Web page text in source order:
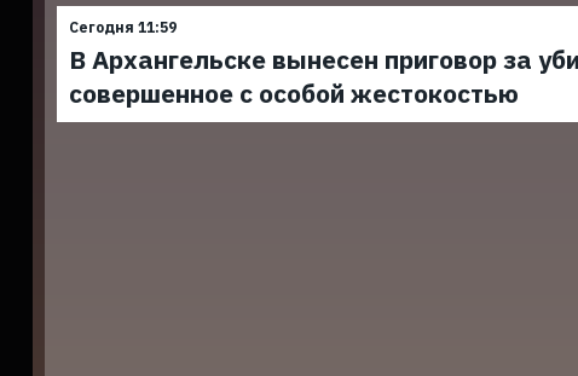
Сегодня 11:59
В Архангельске вынесен приговор за
совершенное с особой жестокостью